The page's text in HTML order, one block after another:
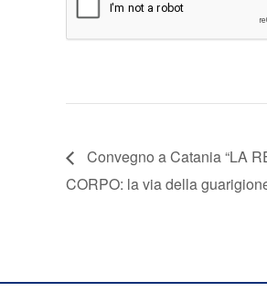
Convegno a Catania “LA
CORPO: la via della